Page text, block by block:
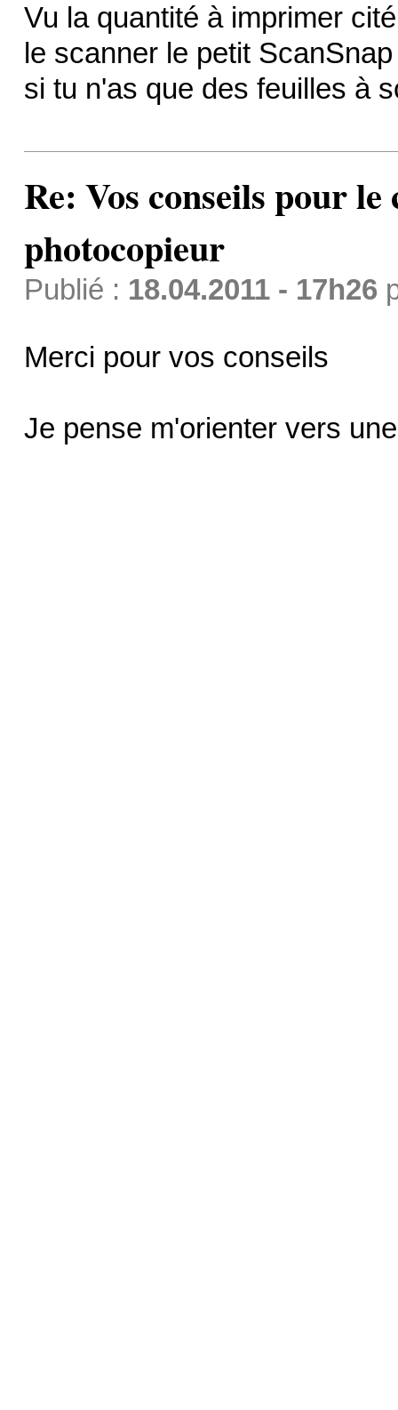
Vu la quantité à imprimer
le scanner le petit
si tu n'as que des feuilles à
Re: Vos conseils pour
photocopieur
Publié : 18.04.2011 - 17h26
Merci pour vos conseils
Je pense m'orienter vers